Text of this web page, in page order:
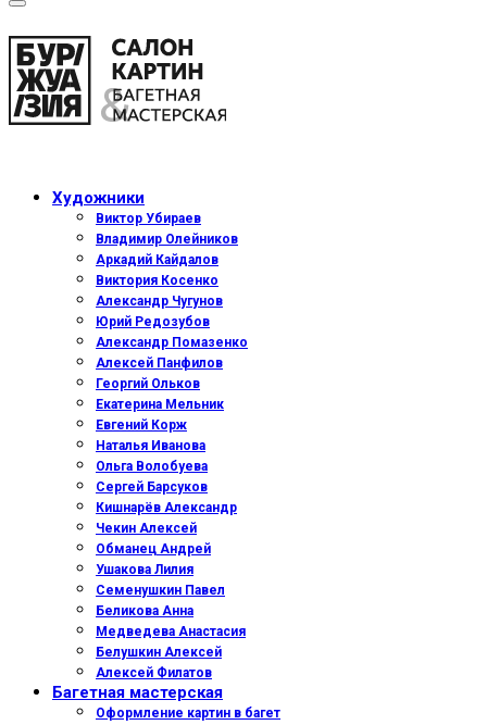
Художники
Виктор Убираев
Владимир Олейников
Аркадий Кайдалов
Виктория Косенко
Александр Чугунов
Юрий Редозубов
Александр Помазенко
Алексей Панфилов
Георгий Ольков
Екатерина Мельник
Евгений Корж
Наталья Иванова
Ольга Волобуева
Сергей Барсуков
Кишнарёв Александр
Чекин Алексей
Обманец Андрей
Ушакова Лилия
Семенушкин Павел
Беликова Анна
Медведева Анастасия
Белушкин Алексей
Алексей Филатов
Багетная мастерская
Оформление картин в багет